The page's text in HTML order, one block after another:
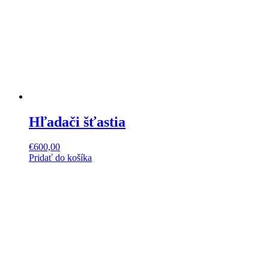
Hľadači šťastia
€600,00
Pridať do košíka